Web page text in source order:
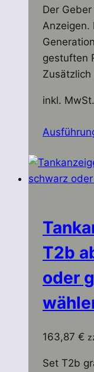
Der
Anzeigen.
gestuften
inkl. MwSt.
T2b
oder
163,87 €
Set T2b